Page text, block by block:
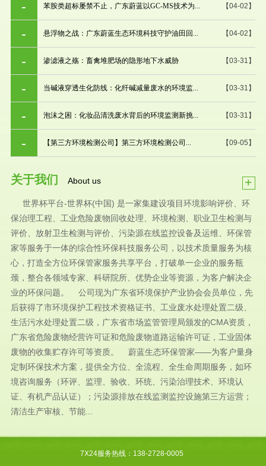
【04-02】
苯胺类超标屡禁不止，广东蔚蓝以GC-MS技术为...
【04-02】
悬浮物之战：广东蔚蓝生态环境科技守护油田回...
【03-31】
渗滤液之殇：畜禽堆肥场的隐形地下水威胁
【03-31】
当碱液穿透生化防线：化纤碱减量废水的环境监...
【03-31】
泡沫之困：化妆品清洗废水背后的环境监测新挑...
【09-05】
【第三方环境检测公司】第三方环境检测公司...
关于我们 About us +
世界杯平台-世界杯(中国) 是一家集建设项目环境影响评价、环
保治理工程、工业危险废物回收处理、环境检测、职业卫生检测与
评价、放射卫生检测与评价、污染源在线监控设备及运维、环保管
家等服务于一体的综合性环保科技服务公司，以技术质量服务为核
心，打造全方位环保管家服务共享平台，打破单一企业的服务瓶
颈，整合各领域专家、科研院所、优势企业等资源，为客户解决企
业的环保问题。 公司现为广东省环境保护产业协会会员单位，先
后获得了市环境保护工程技术资格证书、工业废水处理处置二级、
生活污水处理处置二级，广东省市场监管管理局颁发的CMA资质，
广东省危险废物经营许可证和危险废物道路运输许可证，工业固体
废物的收集贮存许可等资质。 蔚蓝生态环保管家——为客户量身
定制环保技术方案，提供全方位、全流程、全生命周期服务，如环
境咨询服务（环评、监理、验收、环统、污染治理技术、环境认
证、有机产品认证）；污染源排放在线监测监控设施第三方运营；
清洁生产审核、节能...
7X24服务热线：138-2728-0005